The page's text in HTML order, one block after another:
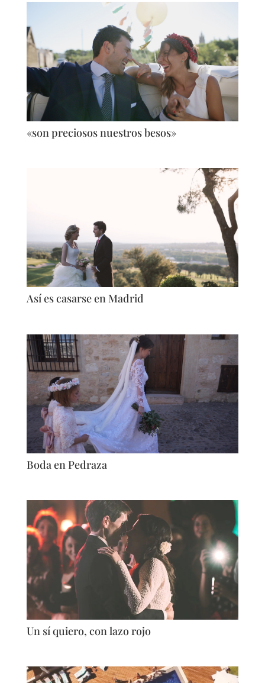
«son preciosos nuestros besos»
Así es casarse en Madrid
Boda en Pedraza
Un sí quiero, con lazo rojo